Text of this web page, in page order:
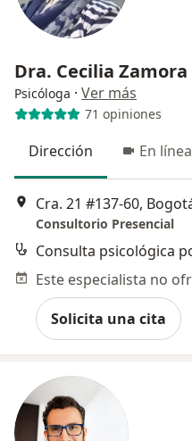
Dra. Cecilia
Psicóloga · Ver más
71 opiniones
Dirección En línea
Cra. 21 #137-60,
Consultorio Presencial
Solicita una cita